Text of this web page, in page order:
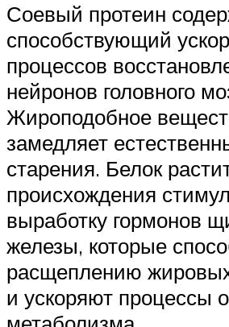
Соевый протеин
способствующий
процессов
нейронов головного
Жироподобное
замедляет
старения. Белок
происхождения
выработку гормонов
железы, которые
расщеплению
и ускоряют процессы